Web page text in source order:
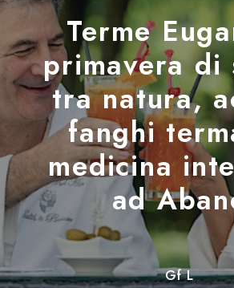
LA RIVISTA
CONTATTI
CLUB
STORE
Terme
primavera di
tra natura,
fanghi
medicina
ad
Gf L